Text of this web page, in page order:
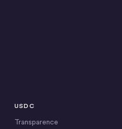
USDC
Transparence